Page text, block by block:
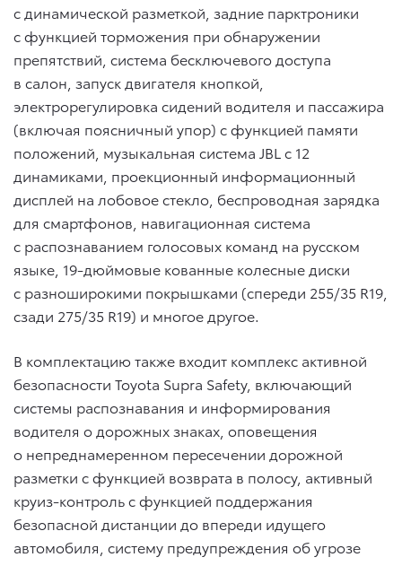
с динамической разметкой, задние парктроники
с функцией торможения при обнаружении
препятствий, система бесключевого доступа
в салон, запуск двигателя кнопкой,
электрорегулировка сидений водителя и пассажира
(включая поясничный упор) с функцией памяти
положений, музыкальная система JBL с 12
динамиками, проекционный информационный
дисплей на лобовое стекло, беспроводная зарядка
для смартфонов, навигационная система
с распознаванием голосовых команд на русском
языке, 19-дюймовые кованные колесные диски
с разноширокими покрышками (спереди 255/35 R19,
сзади 275/35 R19) и многое другое.
В комплектацию также входит комплекс активной
безопасности Toyota Supra Safety, включающий
системы распознавания и информирования
водителя о дорожных знаках, оповещения
о непреднамеренном пересечении дорожной
разметки с функцией возврата в полосу, активный
круиз-контроль с функцией поддержания
безопасной дистанции до впереди идущего
автомобиля, систему предупреждения об угрозе